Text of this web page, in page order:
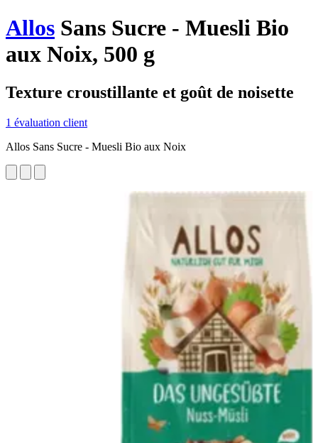
Allos Sans Sucre - Muesli Bio
aux Noix, 500 g
Texture croustillante et goût de noisette
1 évaluation client
Allos Sans Sucre - Muesli Bio aux Noix